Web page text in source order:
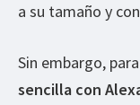
a su tamaño y
Sin embargo,
sencilla con